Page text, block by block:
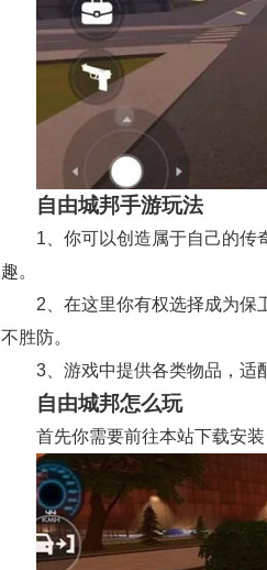
自由城邦手游玩法
1、你可以创造属于自己的传
趣。
2、在这里你有权选择成为保
不胜防。
3、游戏中提供各类物品，适
自由城邦怎么玩
首先你需要前往本站下载安